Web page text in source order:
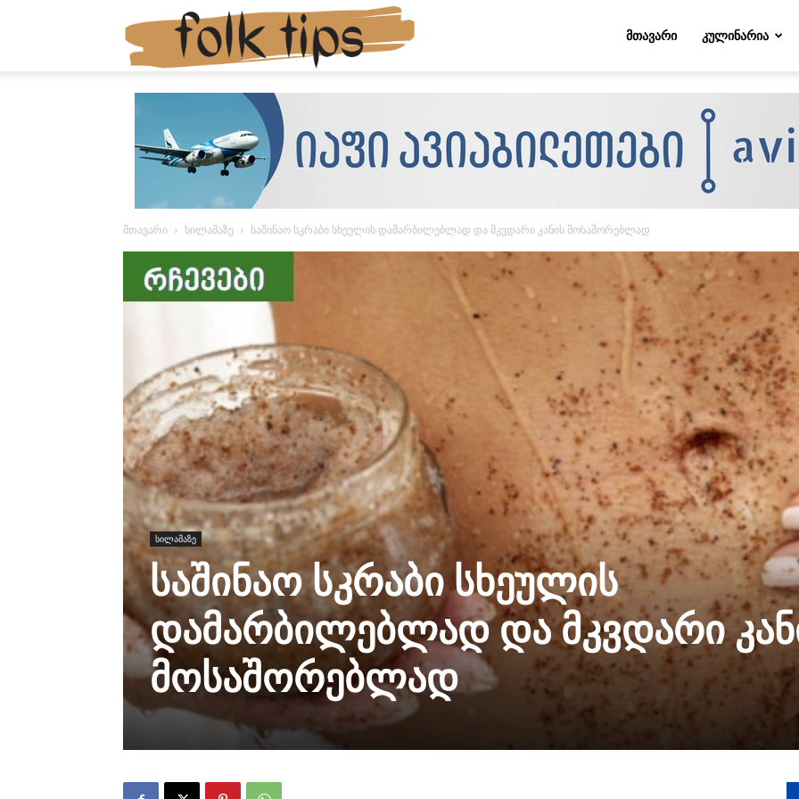
Folktips.org ᲛᲗᲐᲕᲐᲠᲘ ᲙᲣᲚᲘᲜᲐᲠᲘᲐ
მთავარი სილამაზე საშინაო სკრაბი სხეულის დამარბილებლად და მკვდარი კანის მოსაშორებლად
სილამაზე
საშინაო სკრაბი სხეულის
დამარბილებლად და მკვდარი
მოსაშორებლად